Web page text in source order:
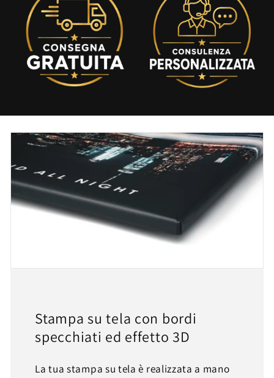
Stampa su tela con bordi
specchiati ed effetto 3D
La tua stampa su tela è realizzata a mano